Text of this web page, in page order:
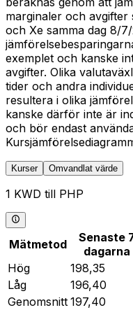
marginaler och
och Xe samma dag 8/
exemplet och kanske
avgifter. Olika
tider och andra
resultera i olika
kanske därför inte är
och bör endast
Kurser Omvandlat värde
1 KWD till PHP
Mätmetod
Senaste
dagarna
Hög
198,35
Låg
196,40
Genomsnitt 197,40